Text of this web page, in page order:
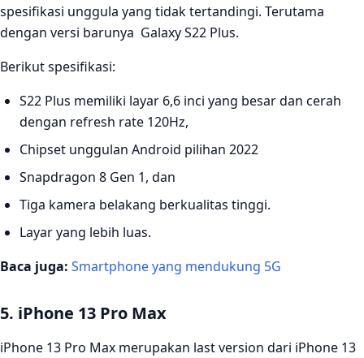
spesifikasi unggula yang tidak tertandingi. Terutama
dengan versi barunya Galaxy S22 Plus.
Berikut spesifikasi:
S22 Plus memiliki layar 6,6 inci yang besar dan cerah
dengan refresh rate 120Hz,
Chipset unggulan Android pilihan 2022
Snapdragon 8 Gen 1, dan
Tiga kamera belakang berkualitas tinggi.
Layar yang lebih luas.
Baca juga: Smartphone yang mendukung 5G
5. iPhone 13 Pro Max
iPhone 13 Pro Max merupakan last version dari iPhone 13